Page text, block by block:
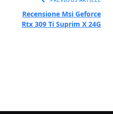
Recensione Msi Geforce
Rtx 309 Ti Suprim X 24G